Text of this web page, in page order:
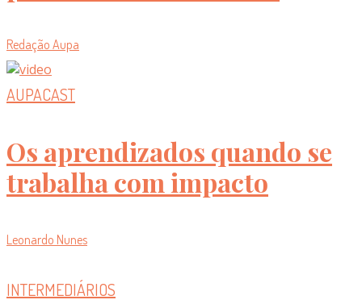
Redação Aupa
AUPACAST
Os aprendizados quando se
trabalha com impacto
Leonardo Nunes
INTERMEDIÁRIOS